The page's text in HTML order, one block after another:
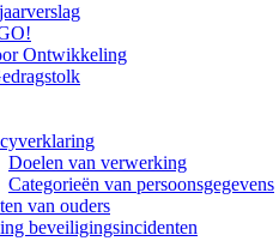
Ontwikkeling
Doelen van verwerking
Categorieën van persoonsgegevens
van ouders
beveiligingsincidenten